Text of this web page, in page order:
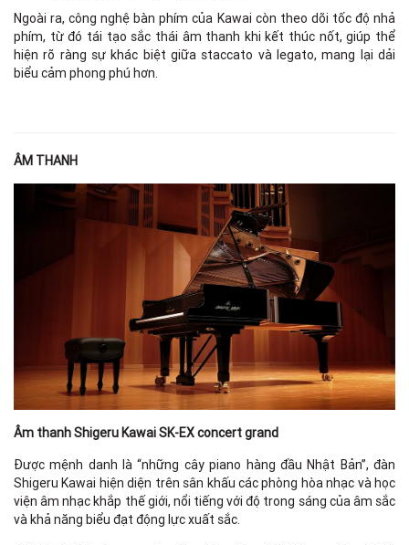
Ngoài ra, công nghệ bàn phím của Kawai còn theo dõi tốc độ nhả
phím, từ đó tái tạo sắc thái âm thanh khi kết thúc nốt, giúp thể
hiện rõ ràng sự khác biệt giữa staccato và legato, mang lại dải
biểu cảm phong phú hơn.
ÂM THANH
Âm thanh Shigeru Kawai SK-EX concert grand
Được mệnh danh là “những cây piano hàng đầu Nhật Bản”, đàn
Shigeru Kawai hiện diện trên sân khấu các phòng hòa nhạc và học
viện âm nhạc khắp thế giới, nổi tiếng với độ trong sáng của âm sắc
và khả năng biểu đạt động lực xuất sắc.